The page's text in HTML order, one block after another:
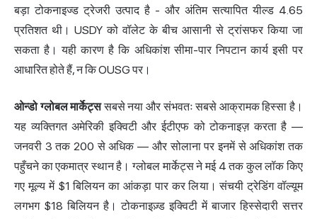
बड़ा टोकनाइज्ड ट्रेजरी उत्पाद है - और अंतिम सत्यापित यील्ड 4.65
प्रतिशत थी। USDY को वॉलेट के बीच आसानी से ट्रांसफर किया जा
सकता है। यही कारण है कि अधिकांश सीमा-पार निपटान कार्य इसी पर
आधारित होते हैं, न कि OUSG पर।
ओन्डो ग्लोबल मार्केट्ससबसे नया और संभवतः सबसे आक्रामक हिस्सा है।
यह व्यक्तिगत अमेरिकी इक्विटी और ईटीएफ को टोकनाइज़ करता है —
जनवरी 3 तक 200 से अधिक — और सोलाना पर इनमें से अधिकांश तक
पहुँचने का एकमात्र स्थान है। ग्लोबल मार्केट्स ने मई 4 तक कुल लॉक किए
गए मूल्य में $1 बिलियन का आंकड़ा पार कर लिया। संचयी ट्रेडिंग वॉल्यूम
लगभग $18 बिलियन है। टोकनाइज़्ड इक्विटी में बाजार हिस्सेदारी सत्तर